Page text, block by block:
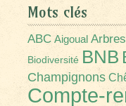
Mots clés
ABC Aigoual Arbres
Biodiversité BNB
Champignons
Compte-